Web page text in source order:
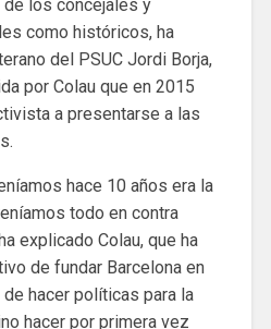
de los concejales y
como históricos, ha
del PSUC Jordi Borja,
por Colau que en 2015
a presentarse a las
hace 10 años era la
todo en contra
explicado Colau, que ha
de fundar Barcelona en
hacer políticas para la
hacer por primera vez